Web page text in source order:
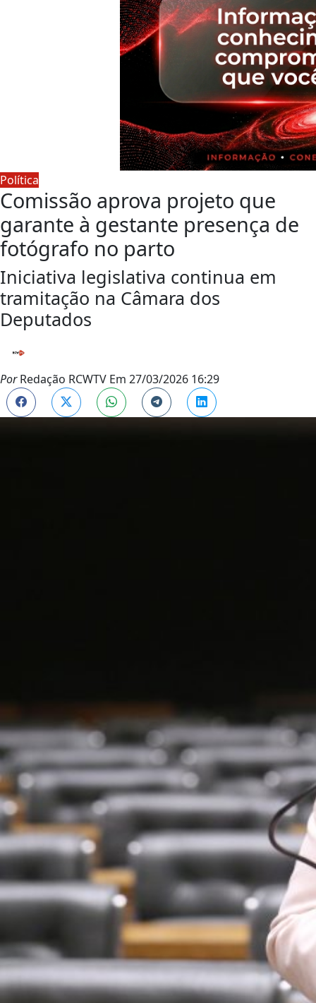
Política
Comissão aprova projeto que
garante à gestante presença de
fotógrafo no parto
Iniciativa legislativa continua em
tramitação na Câmara dos
Deputados
PorRedação RCWTV Em 27/03/2026 16:29